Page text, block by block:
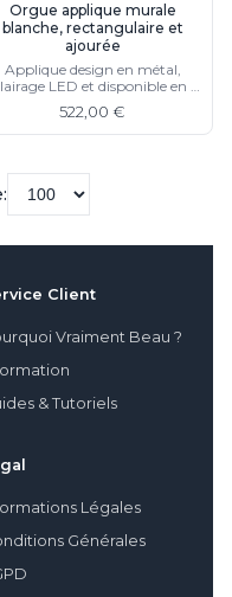
Orgue applique murale
blanche, rectangulaire et
ajourée
Applique design en métal,
LED et disponible en 3
522,00 €
Client
Vraiment Beau ?
& Tutoriels
Légales
Générales